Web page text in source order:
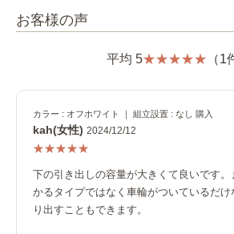
お客様の声
平均 5 （1
カラー : オフホワイト ｜ 組立設置 : なし 購入
kah(女性) 2024/12/12
下の引き出しの容量が大きくて良いです。
かるタイプではなく車輪がついているだ
り出すこともできます。